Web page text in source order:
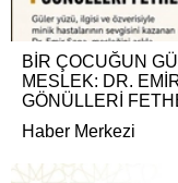
BİR ÇOCUĞUN
MESLEK: DR.
GÖNÜLLERİ
Haber Merkezi